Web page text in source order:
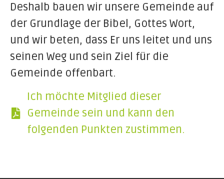
Deshalb bauen wir unsere Gemeinde auf
der Grundlage der Bibel, Gottes Wort,
und wir beten, dass Er uns leitet und uns
seinen Weg und sein Ziel für die
Gemeinde offenbart.
Ich möchte Mitglied dieser
Gemeinde sein und kann den
folgenden Punkten zustimmen.